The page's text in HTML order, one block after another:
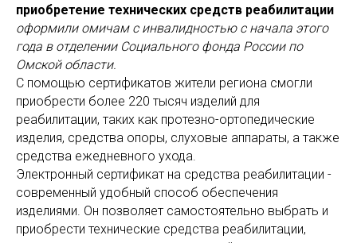
приобретение технических средств реабилитации
оформили омичам с инвалидностью с начала этого
года в отделении Социального фонда России по
Омской области.
С помощью сертификатов жители региона смогли
приобрести более 220 тысяч изделий для
реабилитации, таких как протезно-ортопедические
изделия, средства опоры, слуховые аппараты, а также
средства ежедневного ухода.
Электронный сертификат на средства реабилитации -
современный удобный способ обеспечения
изделиями. Он позволяет самостоятельно выбрать и
приобрести технические средства реабилитации,